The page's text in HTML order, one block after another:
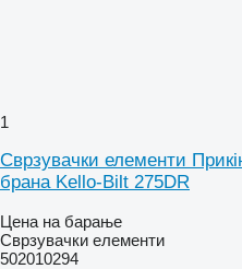
1
Сврзувачки елементи
брана Kello-Bilt 275DR
Цена на барање
Сврзувачки елементи
502010294